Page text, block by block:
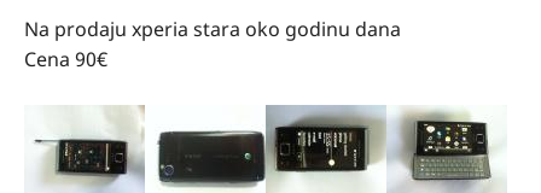
Na prodaju xperia stara oko godinu dana
Cena 90€